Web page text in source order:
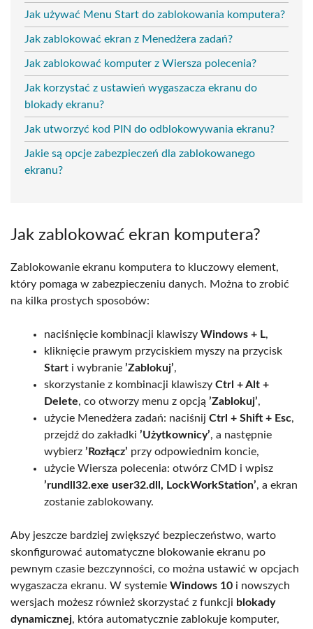
Jak używać Menu Start do zablokowania komputera?
Jak zablokować ekran z Menedżera zadań?
Jak zablokować komputer z Wiersza polecenia?
Jak korzystać z ustawień wygaszacza ekranu do
blokady ekranu?
Jak utworzyć kod PIN do odblokowywania ekranu?
Jakie są opcje zabezpieczeń dla zablokowanego
ekranu?
Jak zablokować ekran komputera?
Zablokowanie ekranu komputera to kluczowy element,
który pomaga w zabezpieczeniu danych. Można to zrobić
na kilka prostych sposobów:
naciśnięcie kombinacji klawiszy Windows + L,
kliknięcie prawym przyciskiem myszy na przycisk
Start i wybranie ’Zablokuj’,
skorzystanie z kombinacji klawiszy Ctrl + Alt +
Delete, co otworzy menu z opcją ’Zablokuj’,
użycie Menedżera zadań: naciśnij Ctrl + Shift + Esc,
przejdź do zakładki ’Użytkownicy’, a następnie
wybierz ’Rozłącz’ przy odpowiednim koncie,
użycie Wiersza polecenia: otwórz CMD i wpisz
’rundll32.exe user32.dll, LockWorkStation’, a ekran
zostanie zablokowany.
Aby jeszcze bardziej zwiększyć bezpieczeństwo, warto
skonfigurować automatyczne blokowanie ekranu po
pewnym czasie bezczynności, co można ustawić w opcjach
wygaszacza ekranu. W systemie Windows 10 i nowszych
wersjach możesz również skorzystać z funkcji blokady
dynamicznej, która automatycznie zablokuje komputer,